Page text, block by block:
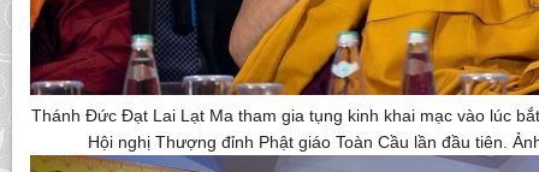
Thánh Đức Đạt Lai Lạt Ma tham gia tụng kinh khai mạc vào lúc
Hội nghị Thượng đỉnh Phật giáo Toàn Cầu lần đầu tiên.